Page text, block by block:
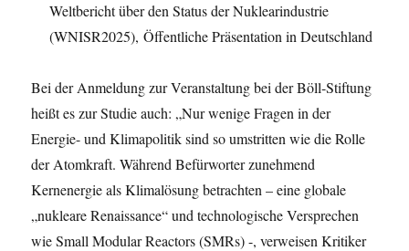
Weltbericht über den Status der Nuklearindustrie
(WNISR2025), Öffentliche Präsentation in Deutschland
Bei der Anmeldung zur Veranstaltung bei der Böll-Stiftung
heißt es zur Studie auch: „Nur wenige Fragen in der
Energie- und Klimapolitik sind so umstritten wie die Rolle
der Atomkraft. Während Befürworter zunehmend
Kernenergie als Klimalösung betrachten – eine globale
„nukleare Renaissance“ und technologische Versprechen
wie Small Modular Reactors (SMRs) -, verweisen Kritiker